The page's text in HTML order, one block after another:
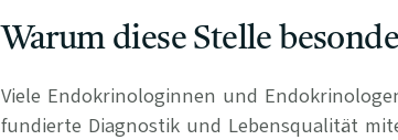
Warum diese Stelle
Viele Endokrinologinnen und
fundierte Diagnostik und Lebensqualität